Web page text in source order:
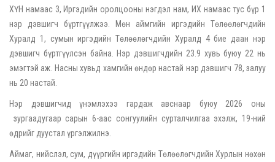
ХҮН намаас 3, Иргэдийн оролцооны нэгдэл нам, ИХ намаас тус бүр 1
нэр дэвшигч бүртгүүлжээ. Мөн аймгийн иргэдийн Төлөөлөгчдийн
Хуралд 1, сумын иргэдийн Төлөөлөгчдийн Хуралд 4 бие даан нэр
дэвшигч бүртгүүлсэн байна. Нэр дэвшигчдийн 23.9 хувь буюу 22 нь
эмэгтэй аж. Насны хувьд хамгийн өндөр настай нэр дэвшигч 78, залуу
нь 20 настай.
Нэр дэвшигчид үнэмлэхээ гардаж авснаар буюу 2026 оны
зургаадугаар сарын 6-аас сонгуулийн сурталчилгаа эхэлж, 19-ний
өдрийг дуустал үргэлжилнэ.
Аймаг, нийслэл, сум, дүүргийн иргэдийн Төлөөлөгчдийн Хурлын нөхөн